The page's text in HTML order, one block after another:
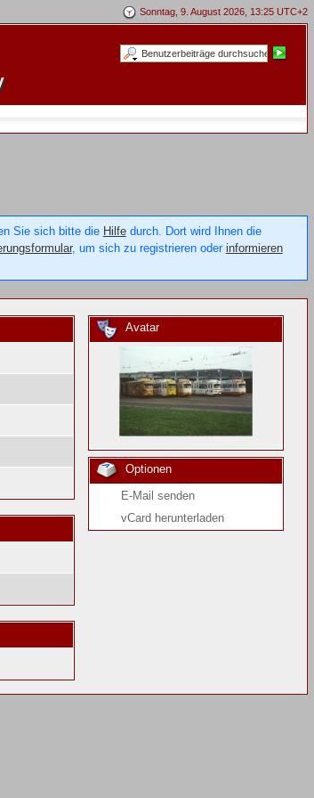
Sonntag, 9. August 2026, 13:25 UTC+2
Sie sich bitte die Hilfedurch. Dort wird Ihnen die
, um sich zu registrieren oder informieren
Avatar
Optionen
E-Mail senden
vCard herunterladen